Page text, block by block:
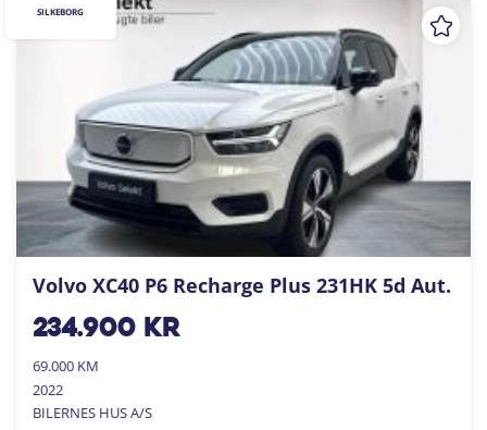
Volvo XC40 P6 Recharge Plus 231HK 5d Aut.
234.900kr
69.000 KM
2022
BILERNES HUS A/S
SILKEBORG